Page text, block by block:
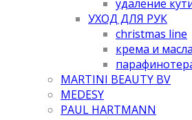
удаление
УХОД ДЛЯ РУК
christmas line
крема и масла
MARTINI BEAUTY BV
MEDESY
PAUL HARTMANN